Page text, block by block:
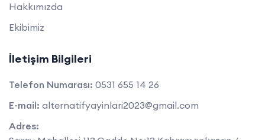
Hakkımızda
Ekibimiz
İletişim Bilgileri
Telefon Numarası: 0531 655 14 26
E-mail: alternatifyayinlari2023@gmail.com
Adres: